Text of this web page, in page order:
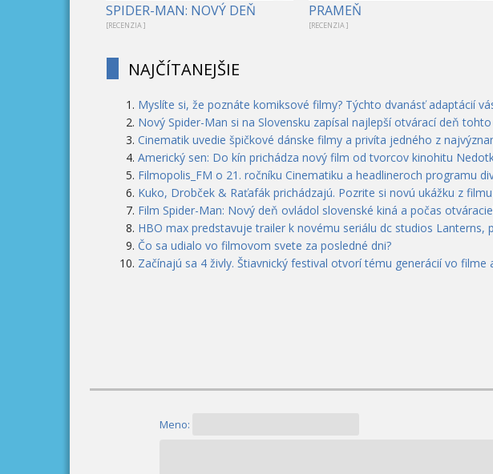
SPIDER-MAN: NOVÝ DEŇ
[RECENZIA ]
PRAMEŇ
[RECENZIA ]
NAJČÍTANEJŠIE
Myslíte si, že poznáte komiksové filmy? Týchto dvanásť adaptácií
Nový Spider-Man si na Slovensku zapísal najlepší otvárací deň
Cinematik uvedie špičkové dánske filmy a privíta jedného z
Americký sen: Do kín prichádza nový film od tvorcov kinohitu
Filmopolis_FM o 21. ročníku Cinematiku a headlineroch programu
Kuko, Drobček & Raťafák prichádzajú. Pozrite si novú ukážku z
Film Spider-Man: Nový deň ovládol slovenské kiná a počas
HBO max predstavuje trailer k novému seriálu dc studios Lanterns,
Čo sa udialo vo filmovom svete za posledné dni?
Začínajú sa 4 živly. Štiavnický festival otvorí tému generácií vo filme
Meno: